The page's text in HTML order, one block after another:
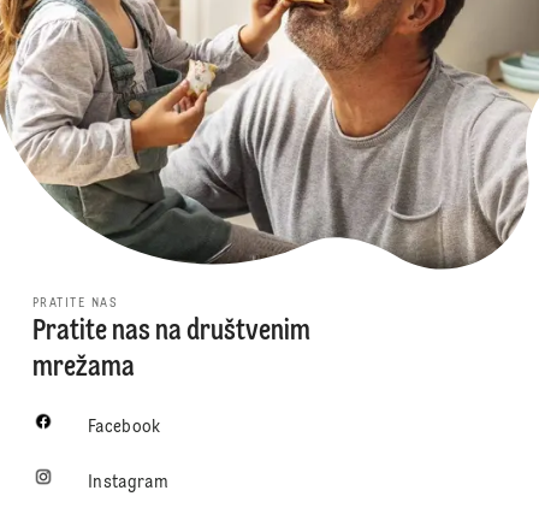
PRATITE NAS
Pratite nas na društvenim
mrežama
Facebook
Instagram